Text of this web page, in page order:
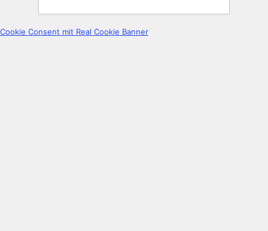
Cookie Consent mit Real Cookie Banner